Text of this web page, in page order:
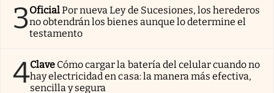
3OficialPor nueva Ley de Sucesiones, los herederos
no obtendrán los bienes aunque lo determine el
testamento
4Clave Cómo cargar la batería del celular cuando no
hay electricidad en casa: la manera más efectiva,
sencilla y segura